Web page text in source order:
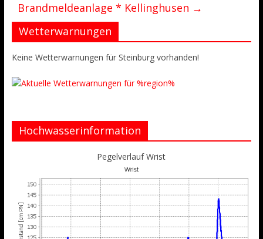
Brandmeldeanlage * Kellinghusen →
Wetterwarnungen
Keine Wetterwarnungen für Steinburg vorhanden!
Hochwasserinformation
Pegelverlauf Wrist